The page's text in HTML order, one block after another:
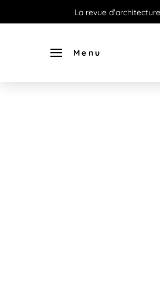
La revue
Menu